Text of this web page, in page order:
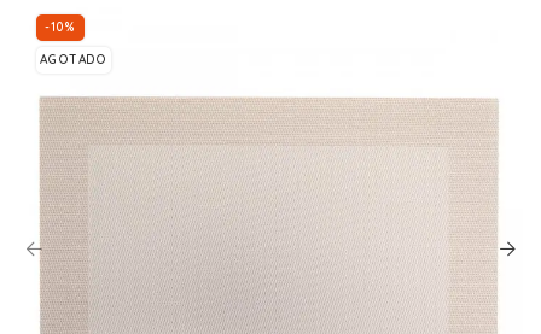
-10%
AGOTADO